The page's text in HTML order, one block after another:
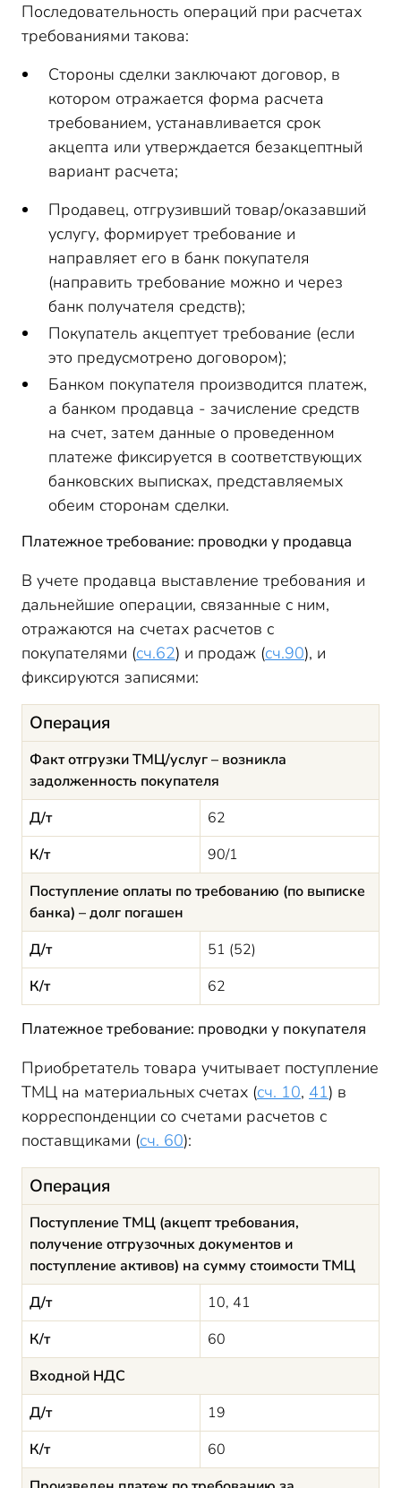
Последовательность операций при расчетах
требованиями такова:
Стороны сделки заключают договор, в
котором отражается форма расчета
требованием, устанавливается срок
акцепта или утверждается безакцептный
вариант расчета;
Продавец, отгрузивший товар/оказавший
услугу, формирует требование и
направляет его в банк покупателя
(направить требование можно и через
банк получателя средств);
Покупатель акцептует требование (если
это предусмотрено договором);
Банком покупателя производится платеж,
а банком продавца - зачисление средств
на счет, затем данные о проведенном
платеже фиксируется в соответствующих
банковских выписках, представляемых
обеим сторонам сделки.
Платежное требование: проводки у продавца
В учете продавца выставление требования и
дальнейшие операции, связанные с ним,
отражаются на счетах расчетов с
покупателями (сч.62) и продаж (сч.90), и
фиксируются записями:
Операция
Факт отгрузки ТМЦ/услуг – возникла
задолженность покупателя
Д/т
62
К/т
90/1
Поступление оплаты по требованию (по выписке
банка) – долг погашен
Д/т
51 (52)
К/т
62
Платежное требование: проводки у покупателя
Приобретатель товара учитывает поступление
ТМЦ на материальных счетах (сч. 10, 41) в
корреспонденции со счетами расчетов с
поставщиками (сч. 60):
Операция
Поступление ТМЦ (акцепт требования,
получение отгрузочных документов и
поступление активов) на сумму стоимости ТМЦ
Д/т
10, 41
К/т
60
Входной НДС
Д/т
19
К/т
60